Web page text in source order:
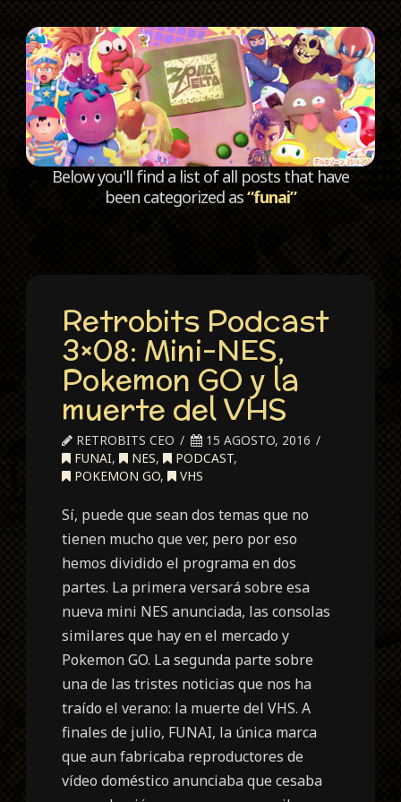
Below you'll find a list of all posts that have
been categorized as“funai”
Retrobits Podcast
3×08: Mini-NES,
Pokemon GO y la
muerte del VHS
RETROBITS CEO
15 AGOSTO, 2016
FUNAI, NES, PODCAST,
POKEMON GO, VHS
Sí, puede que sean dos temas que no
tienen mucho que ver, pero por eso
hemos dividido el programa en dos
partes. La primera versará sobre esa
nueva mini NES anunciada, las consolas
similares que hay en el mercado y
Pokemon GO. La segunda parte sobre
una de las tristes noticias que nos ha
traído el verano: la muerte del VHS. A
finales de julio, FUNAI, la única marca
que aun fabricaba reproductores de
vídeo doméstico anunciaba que cesaba